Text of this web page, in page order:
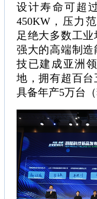
设计寿命可超
450KW，压力
足绝大多数工
强大的高端制
技已建成亚洲
地，拥有超百台
具备年产5万台